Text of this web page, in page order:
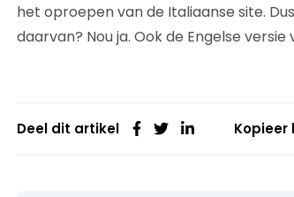
het oproepen van de Italiaanse site.
daarvan? Nou ja. Ook de Engelse
Deel dit artikel Kopieer